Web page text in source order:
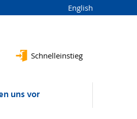
English
Schnelleinstieg
uns vor